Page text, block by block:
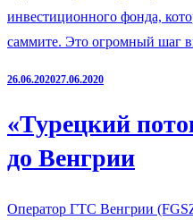
инвестиционного фонда,
саммите. Это огромный шаг
26.06.202027.06.2020
«Турецкий
до Венгрии
Оператор ГТС Венгрии